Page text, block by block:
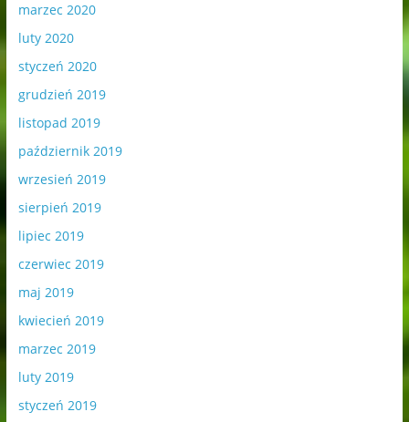
marzec 2020
luty 2020
styczeń 2020
grudzień 2019
listopad 2019
październik 2019
wrzesień 2019
sierpień 2019
lipiec 2019
czerwiec 2019
maj 2019
kwiecień 2019
marzec 2019
luty 2019
styczeń 2019